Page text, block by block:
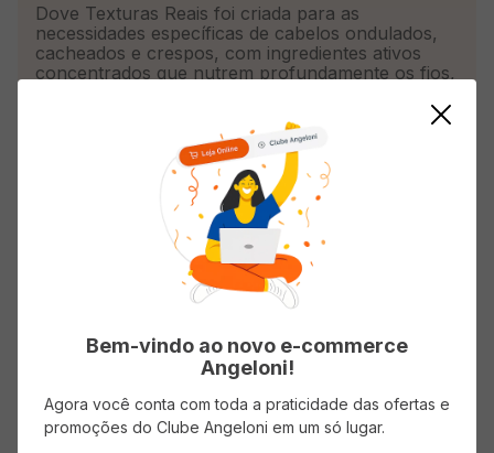
Dove Texturas Reais foi criada para as
necessidades específicas de cabelos ondulados,
cacheados e crespos, com ingredientes ativos
concentrados que nutrem profundamente os fios,
Texturas Reais Crespos proporciona nutrição,
limpeza delicada e fortalecimento para os cabelos
crespos. Desenvolvido com ingredientes ativos
concentrados, como o óleo de jojoba, este
shampoo nutre e fortalece* profundamente o
cabelo. Esse shampoo para nutrição é feito com
ingredientes de origem natural** e não possui na
sua fórmula parabenos, petrolatos e corantes,
para uma limpeza delicada e eficaz dos cabelos.
Dove Texturas Reais Crespos foi criado para
deixando-os lindos e saudáveis. Para deixar seus
crespos nutridos e definidos, massageie sobre os
se necessário. Use toda a linha Dove Texturas
Reais Crespos para potencializar a textura dos
Bem-vindo ao novo e-commerce
Angeloni!
Agora você conta com toda a praticidade das ofertas e
promoções do Clube Angeloni em um só lugar.